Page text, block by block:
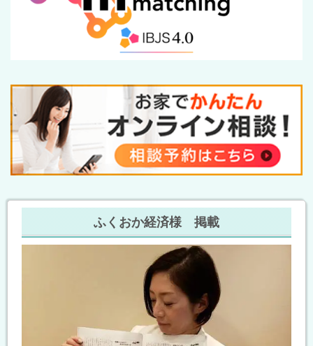
ふくおか経済様 掲載